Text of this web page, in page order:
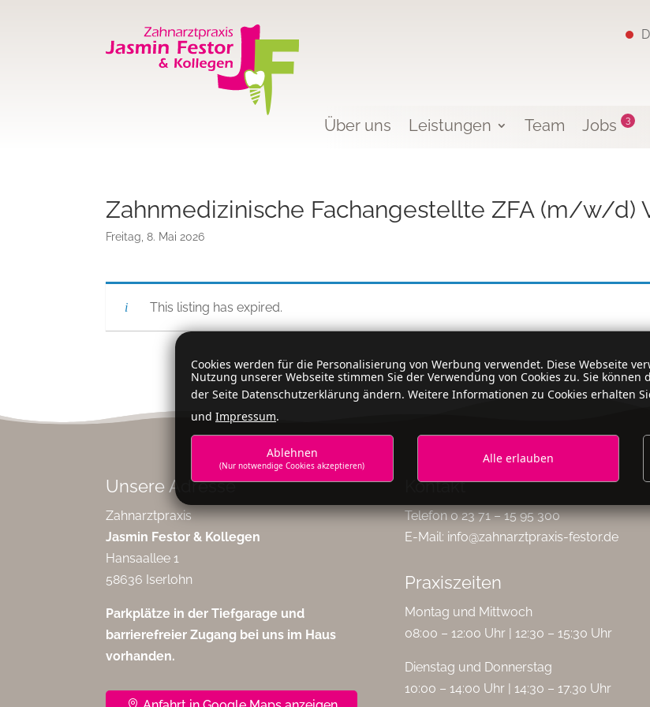
Über uns Leistungen Team Jobs 3
Zahnmedizinische Fachangestellte ZFA (m/w/d)
Freitag, 8. Mai 2026
This listing has expired.
Unsere Adresse
Zahnarztpraxis
Jasmin Festor & Kollegen
Hansaallee 1
58636 Iserlohn
Parkplätze in der Tiefgarage und
barrierefreier Zugang bei uns im Haus
vorhanden.
Kontakt
Telefon 0 23 71 – 15 95 300
E-Mail: info@zahnarztpraxis-festor.de
Praxiszeiten
Montag und Mittwoch
08:00 – 12:00 Uhr | 12:30 – 15:30 Uhr
Dienstag und Donnerstag
10:00 – 14:00 Uhr | 14:30 – 17.30 Uhr
Cookies werden für die Personalisierung von Werbung verwendet. Diese Webseite
Nutzung unserer Webseite stimmen Sie der Verwendung von Cookies zu. Sie
der Seite Datenschutzerklärung ändern. Weitere Informationen zu Cookies erhalten
und Impressum.
Ablehnen
(Nur notwendige Cookies akzeptieren) Alle erlauben